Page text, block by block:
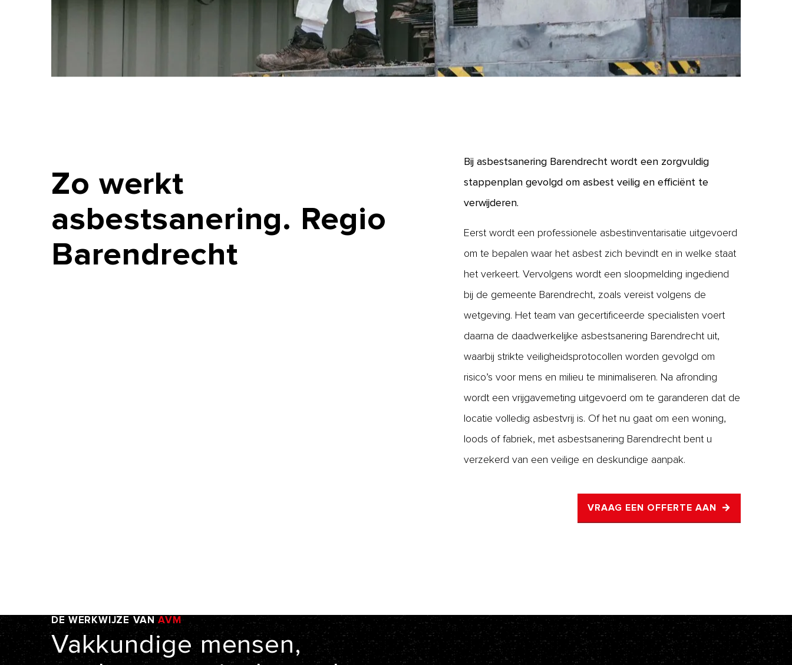
Zo werkt
asbestsanering. Regio
Barendrecht
Bij asbestsanering Barendrecht wordt een zorgvuldig
stappenplan gevolgd om asbest veilig en efficiënt te
verwijderen.
Eerst wordt een professionele asbestinventarisatie uitgevoerd
om te bepalen waar het asbest zich bevindt en in welke staat
het verkeert. Vervolgens wordt een sloopmelding ingediend
bij de gemeente Barendrecht, zoals vereist volgens de
wetgeving. Het team van gecertificeerde specialisten voert
daarna de daadwerkelijke asbestsanering Barendrecht uit,
waarbij strikte veiligheidsprotocollen worden gevolgd om
risico’s voor mens en milieu te minimaliseren. Na afronding
wordt een vrijgavemeting uitgevoerd om te garanderen dat de
locatie volledig asbestvrij is. Of het nu gaat om een woning,
loods of fabriek, met asbestsanering Barendrecht bent u
verzekerd van een veilige en deskundige aanpak.
VRAAG EEN OFFERTE AAN
DE WERKWIJZE VAN AVM
Vakkundige mensen,